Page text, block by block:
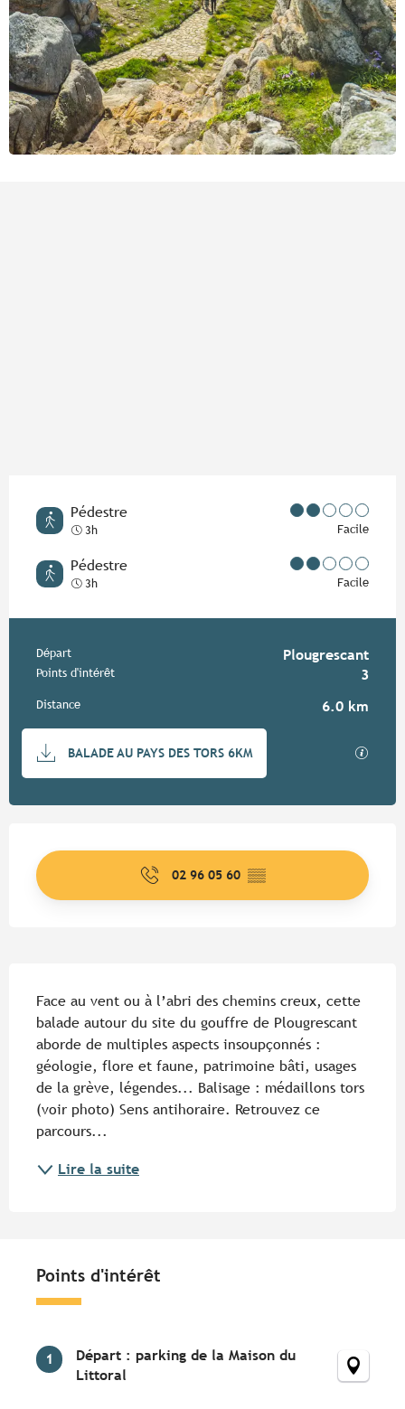
Pédestre
3h Facile
Pédestre
3h Facile
Informations pratiques
Départ Plougrescant
Points d'intérêt 3
Distance 6.0 km
Documentation
BALADE AU PAYS DES TORS 6KM
02 96 05 60 ▒▒
Face au vent ou à l’abri des chemins creux, cette
balade autour du site du gouffre de Plougrescant
aborde de multiples aspects insoupçonnés :
géologie, flore et faune, patrimoine bâti, usages
de la grève, légendes... Balisage : médaillons tors
(voir photo) Sens antihoraire. Retrouvez ce
parcours...
Lire la suite
Points d'intérêt
1
Départ : parking de la Maison du
Littoral